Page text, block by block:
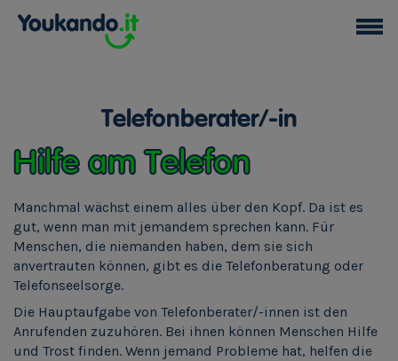
Telefonberater/-in
Hilfe am Telefon
Manchmal wächst einem alles über den Kopf. Da ist es
gut, wenn man mit jemandem sprechen kann. Für
Menschen, die niemanden haben, dem sie sich
anvertrauten können, gibt es die Telefonberatung oder
Telefonseelsorge.
Die Hauptaufgabe von Telefonberater/-innen ist den
Anrufenden zuzuhören. Bei ihnen können Menschen Hilfe
und Trost finden. Wenn jemand Probleme hat, helfen die